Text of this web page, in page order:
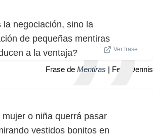
la negociación, sino la
de pequeñas mentiras
a la ventaja?
Ver frase
Frase de Mentiras | Felix Dennis
mujer o niña querrá pasar
vestidos bonitos en